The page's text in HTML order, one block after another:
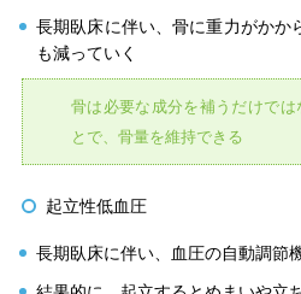
長期臥床に伴い、骨に重力がかか
も減っていく
骨は必要な成分を補うだけで
とで、骨量を維持できる
起立性低血圧
長期臥床に伴い、血圧の自動調節